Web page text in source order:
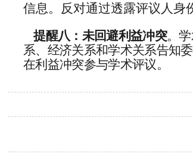
信息。反对通过透露评议人身
提醒八：未回避利益冲突。
系、经济关系和学术关系告知
在利益冲突参与学术评议。